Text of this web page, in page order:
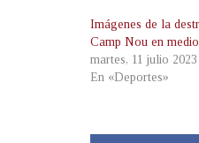
Imágenes de la
Camp Nou en
martes, 11 julio
En «Deportes»